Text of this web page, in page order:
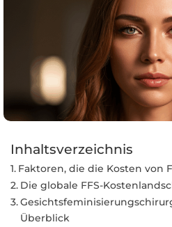
Inhaltsverzeichnis
Faktoren, die die Kosten von
Die globale FFS-
Überblick